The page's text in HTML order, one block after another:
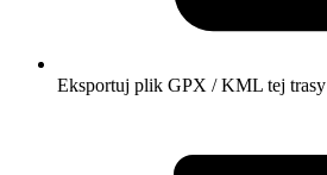
Eksportuj plik GPX / KML tej trasy